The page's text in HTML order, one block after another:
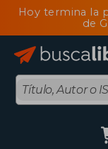
Hoy termina la
de